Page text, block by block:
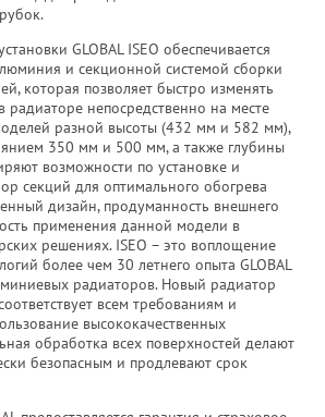
GLOBAL ISEO обеспечивается
и секционной системой сборки
которая позволяет быстро изменять
радиаторе непосредственно на месте
разной высоты (432 мм и 582 мм),
350 мм и 500 мм, а также глубины
возможности по установке и
секций для оптимального обогрева
дизайн, продуманность внешнего
применения данной модели в
решениях. ISEO – это воплощение
более чем 30 летнего опыта GLOBAL
радиаторов. Новый радиатор
всем требованиям и
высококачественных
обработка всех поверхностей делают
безопасным и продлевают срок